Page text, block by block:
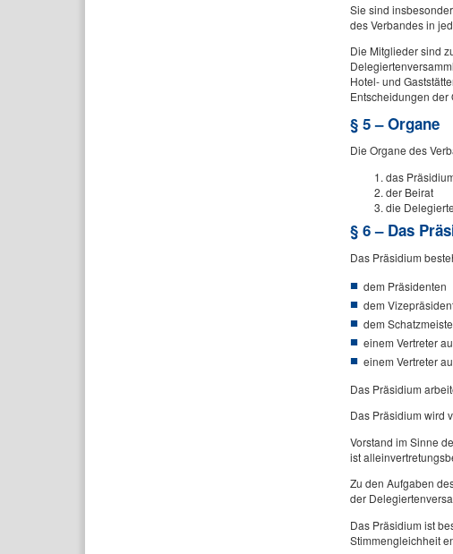
Sie sind
des Verbandes in
Die Mitglieder sind
Hotel- und
Entscheidungen der
§ 5 – Organe
Die Organe des
das
der Beirat
die
§ 6 – Das
Das Präsidium
dem Präsidenten
dem
dem
einem Vertreter
einem Vertreter
Das Präsidium
Das Präsidium wird
Vorstand im Sinne
ist
Zu den Aufgaben
der
Das Präsidium ist
Stimmengleichheit